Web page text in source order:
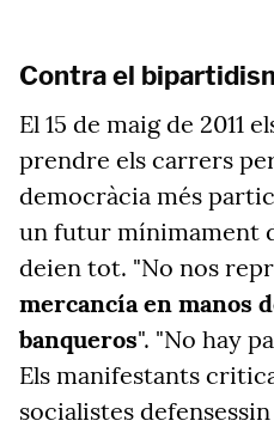
Contra el
El 15 de maig de 2011
prendre els carrers
democràcia més
un futur mínimament
deien tot. "No nos
mercancía en manos
banqueros". "No hay
Els manifestants
socialistes